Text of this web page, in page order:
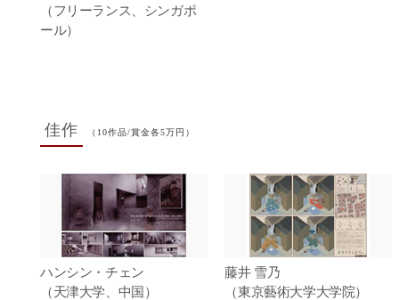
（フリーランス、シンガポ
ール）
佳作 （10作品/賞金各5万円）
ハンシン・チェン
（天津大学、中国）
藤井 雪乃
（東京藝術大学大学院）